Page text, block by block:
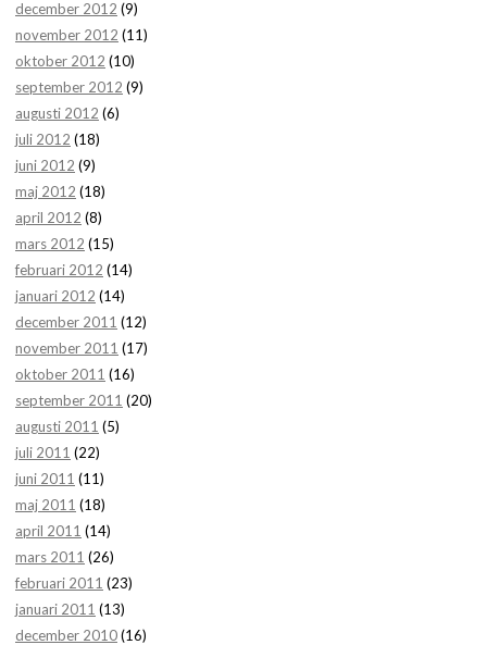
december 2012 (9)
november 2012 (11)
oktober 2012 (10)
september 2012 (9)
augusti 2012 (6)
juli 2012 (18)
juni 2012 (9)
maj 2012 (18)
april 2012 (8)
mars 2012 (15)
februari 2012 (14)
januari 2012 (14)
december 2011 (12)
november 2011 (17)
oktober 2011 (16)
september 2011 (20)
augusti 2011 (5)
juli 2011 (22)
juni 2011 (11)
maj 2011 (18)
april 2011 (14)
mars 2011 (26)
februari 2011 (23)
januari 2011 (13)
december 2010(16)